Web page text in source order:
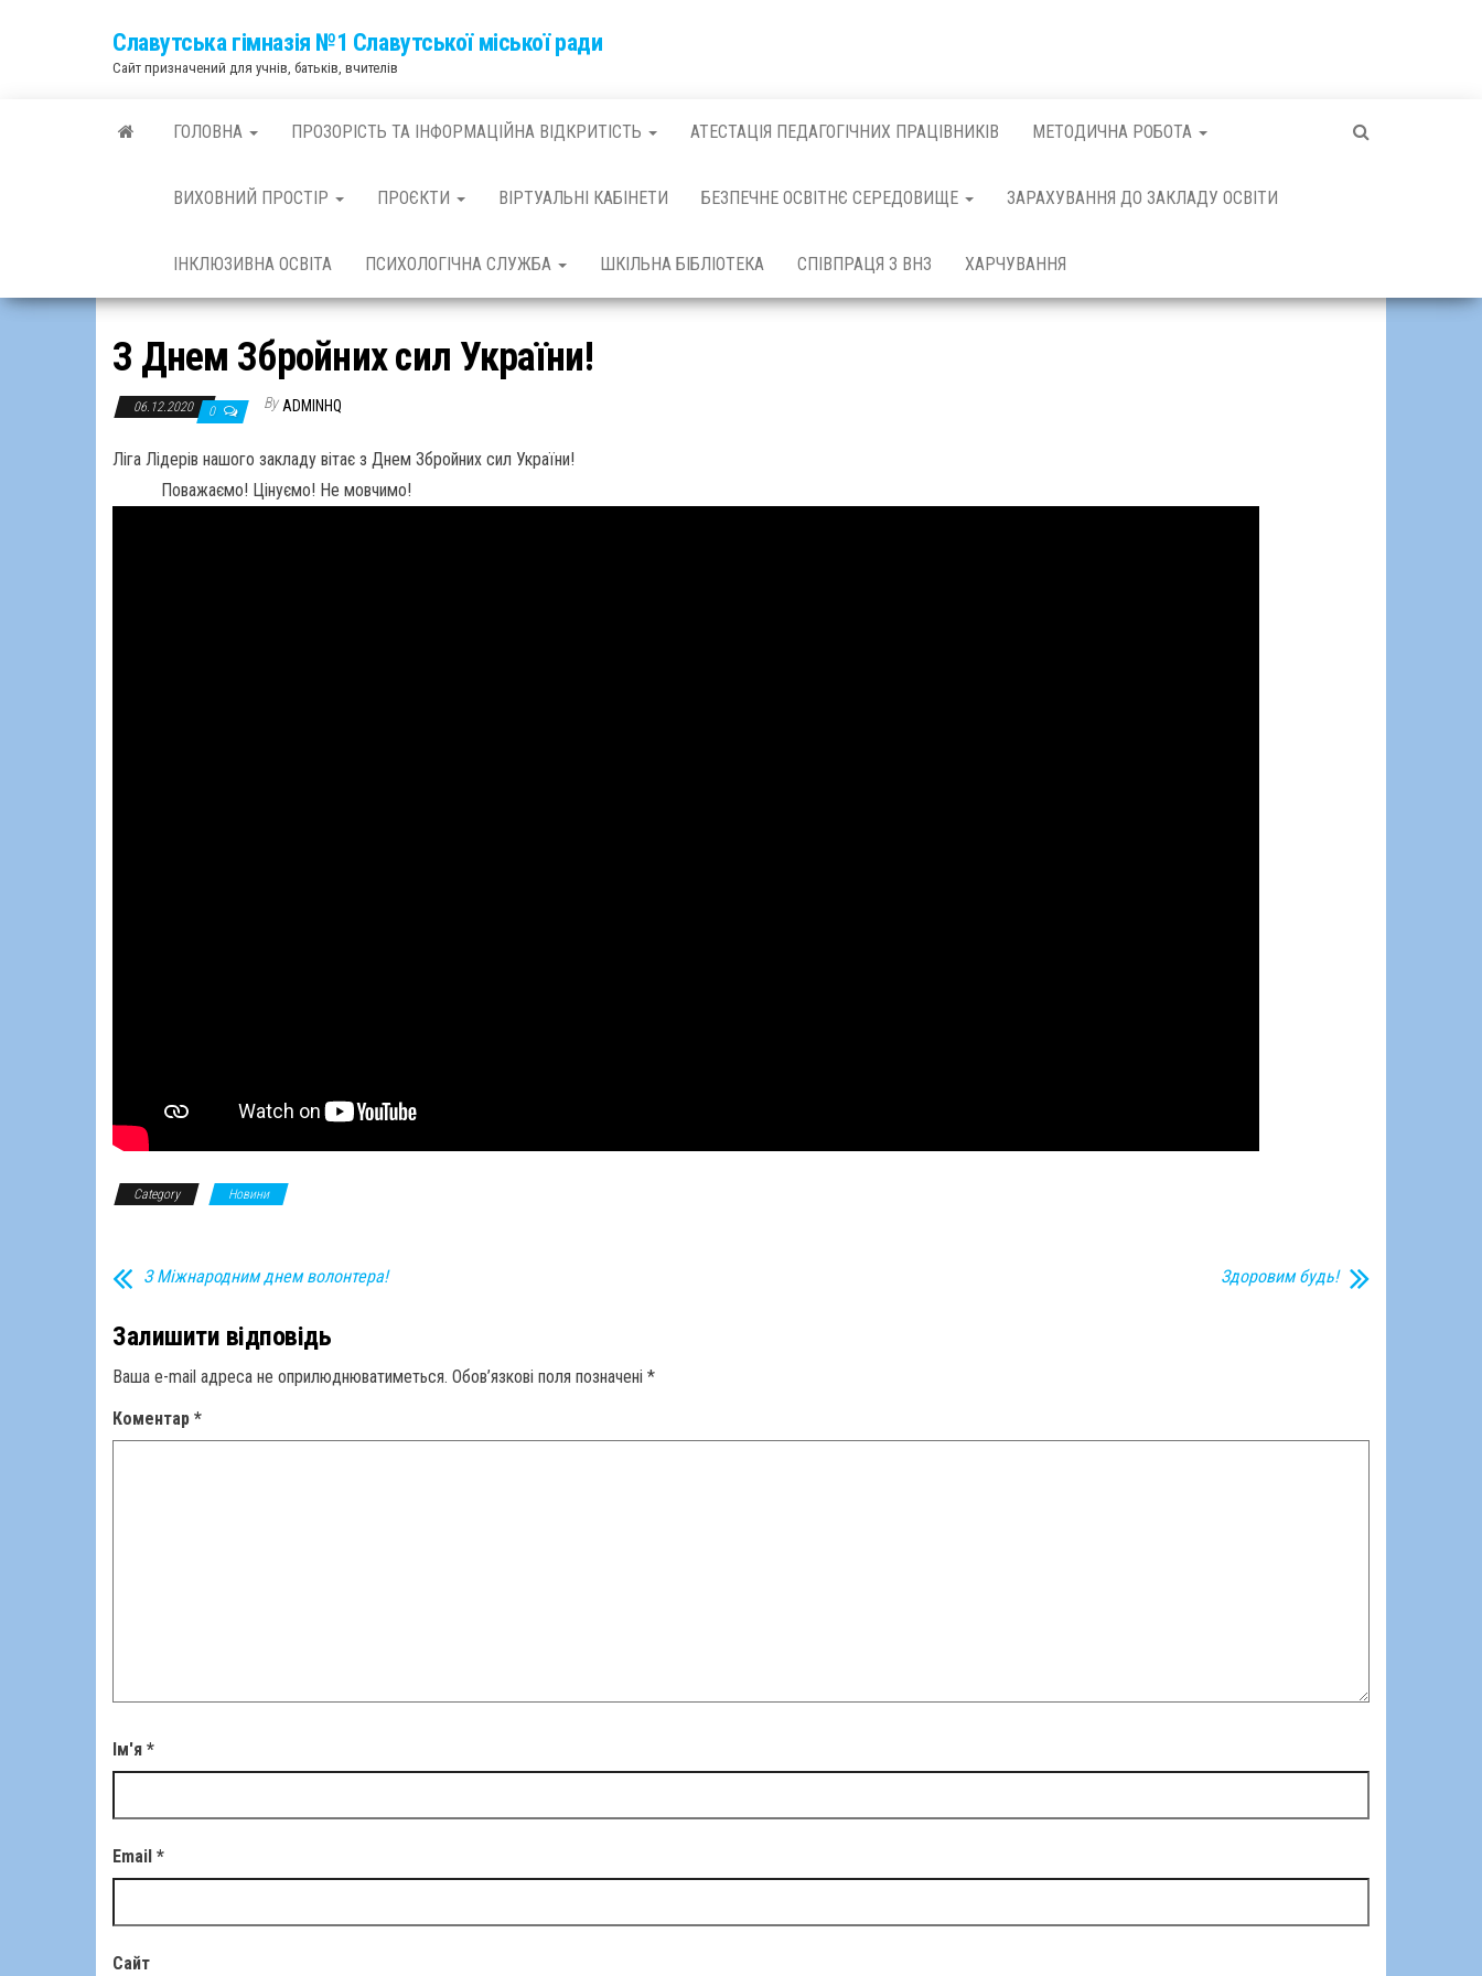
Славутська гімназія №1 Славутської міської ради
Сайт призначений для учнів, батьків, вчителів
ГОЛОВНА ПРОЗОРІСТЬ ТА ІНФОРМАЦІЙНА ВІДКРИТІСТЬ АТЕСТАЦІЯ ПЕДАГОГІЧНИХ ПРАЦІВНИКІВ МЕТОДИЧНА РОБОТА
ВИХОВНИЙ ПРОСТІР ПРОЄКТИ ВІРТУАЛЬНІ КАБІНЕТИ БЕЗПЕЧНЕ ОСВІТНЄ СЕРЕДОВИЩЕ ЗАРАХУВАННЯ ДО ЗАКЛАДУ ОСВІТИ
ІНКЛЮЗИВНА ОСВІТА ПСИХОЛОГІЧНА СЛУЖБА ШКІЛЬНА БІБЛІОТЕКА СПІВПРАЦЯ З ВНЗ ХАРЧУВАННЯ
З Днем Збройних сил України!
06.12.2020 0 By ADMINHQ
Ліга Лідерів нашого закладу вітає з Днем Збройних сил України!
Поважаємо! Цінуємо! Не мовчимо!
Category Новини
З Міжнародним днем волонтера! Здоровим будь!
Залишити відповідь
Ваша e-mail адреса не оприлюднюватиметься. Обов’язкові поля позначені *
Коментар *
Ім'я *
Email *
Сайт